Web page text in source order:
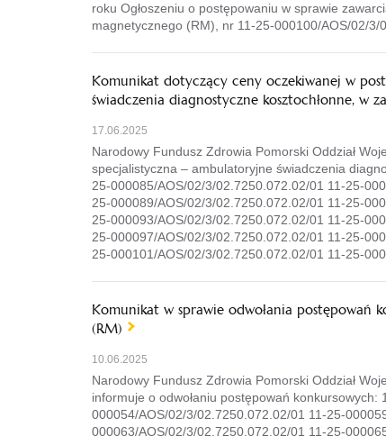
roku Ogłoszeniu o postępowaniu w sprawie
magnetycznego (RM), nr 11-25-000100/AOS/02/
Komunikat dotyczący ceny oczekiwanej w
świadczenia diagnostyczne kosztochłonne, w
17.06.2025
Narodowy Fundusz Zdrowia Pomorski Oddział
specjalistyczna – ambulatoryjne świadczenia
25-000085/AOS/02/3/02.7250.072.02/01 11-25-
25-000089/AOS/02/3/02.7250.072.02/01 11-25-
25-000093/AOS/02/3/02.7250.072.02/01 11-25-
25-000097/AOS/02/3/02.7250.072.02/01 11-25-
25-000101/AOS/02/3/02.7250.072.02/01 11-25-
Komunikat w sprawie odwołania postępowań
(RM)
10.06.2025
Narodowy Fundusz Zdrowia Pomorski Oddział
informuje o odwołaniu postępowań
000054/AOS/02/3/02.7250.072.02/01 11-25-
000063/AOS/02/3/02.7250.072.02/01 11-25-